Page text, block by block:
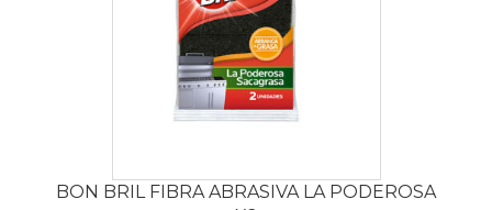
BON BRIL FIBRA ABRASIVA LA PODEROSA